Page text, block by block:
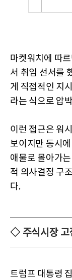
마켓워치에 따
서 취임 선서를
게 직접적인 지
라는 식으로 압
이런 접근은 워
보이지만 동시
애물로 몰아가
적 의사결정 구
다.
◇ 주식시장 고
트럼프 대통령